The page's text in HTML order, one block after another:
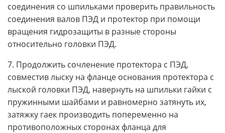
соединения со шпильками проверить правильность
соединения валов ПЭД и протектор при помощи
вращения гидрозащиты в разные стороны
относительно головки ПЭД.
7. Продолжить сочленение протектора с ПЭД,
совместив лыску на фланце основания протектора с
лыской головки ПЭД, навернуть на шпильки гайки с
пружинными шайбами и равномерно затянуть их,
затяжку гаек производить попеременно на
противоположных сторонах фланца для